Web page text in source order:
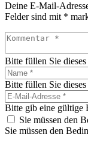
Deine E-Mail-
Felder sind mit *
Bitte füllen Sie dieses
Bitte füllen Sie dieses
Bitte gib eine gültige
Sie müssen den
Sie müssen den